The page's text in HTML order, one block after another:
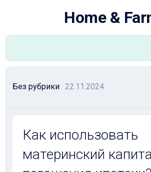
Home &
Без рубрики · 22.11.2024
Как использовать
материнский